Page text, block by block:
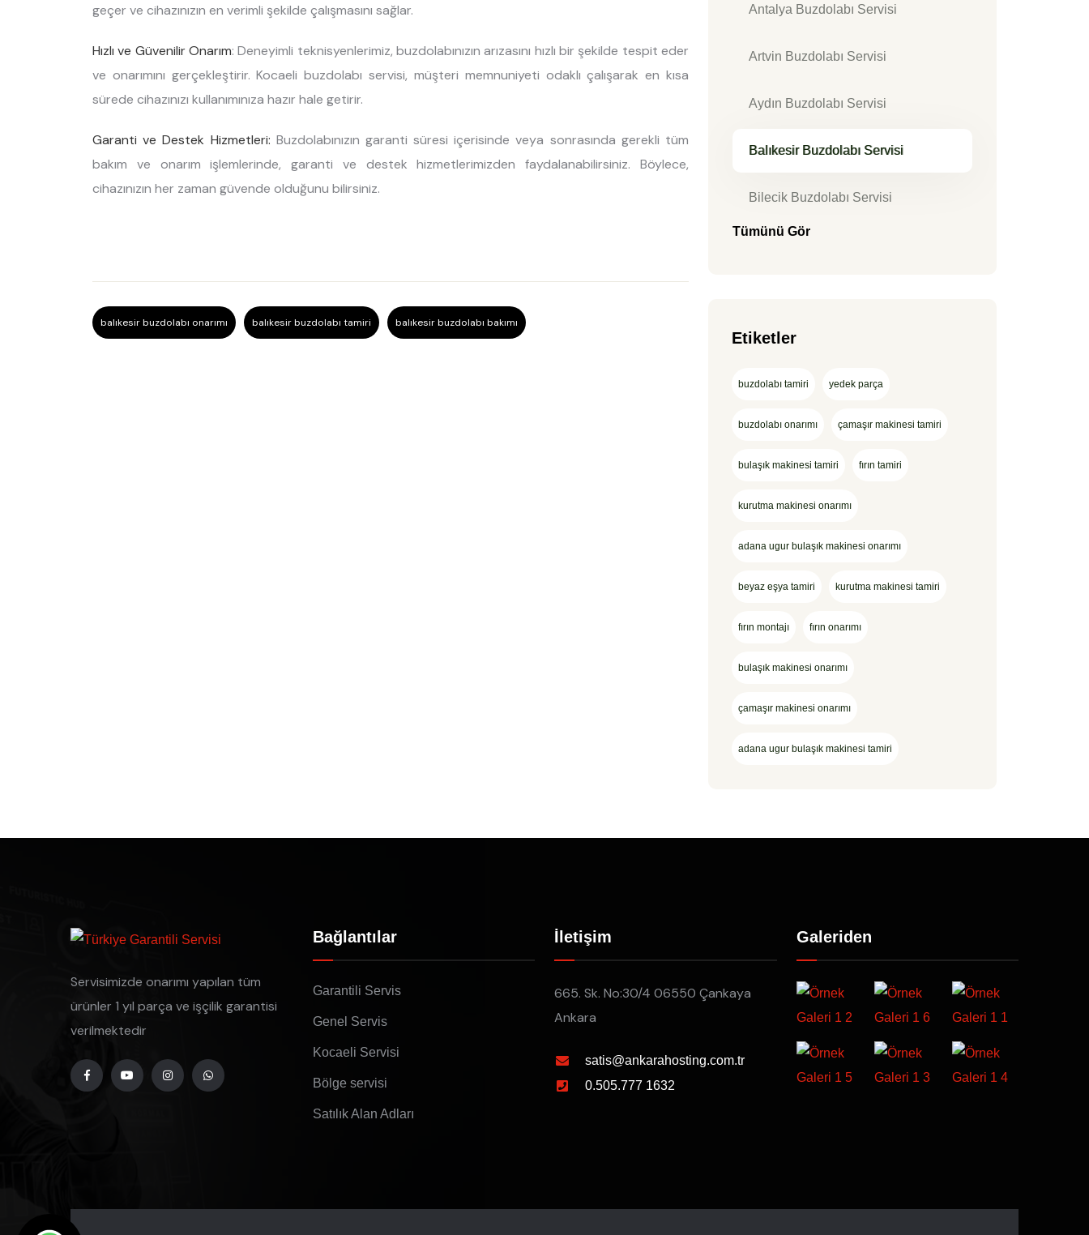
geçer ve cihazınızın en verimli şekilde çalışmasını sağlar.
Hızlı ve Güvenilir Onarım: Deneyimli teknisyenlerimiz, buzdolabınızın arızasını hızlı bir şekilde tespit eder
ve onarımını gerçekleştirir. Kocaeli buzdolabı servisi, müşteri memnuniyeti odaklı çalışarak en kısa
sürede cihazınızı kullanımınıza hazır hale getirir.
Garanti ve Destek Hizmetleri: Buzdolabınızın garanti süresi içerisinde veya sonrasında gerekli tüm
bakım ve onarım işlemlerinde, garanti ve destek hizmetlerimizden faydalanabilirsiniz. Böylece,
cihazınızın her zaman güvende olduğunu bilirsiniz.
balıkesir buzdolabı onarımı balıkesir buzdolabı tamiri balıkesir buzdolabı bakımı
Antalya Buzdolabı Servisi
Artvin Buzdolabı Servisi
Aydın Buzdolabı Servisi
Balıkesir Buzdolabı Servisi
Bilecik Buzdolabı Servisi
Tümünü Gör
Etiketler
buzdolabı tamiri yedek parça
buzdolabı onarımı çamaşır makinesi tamiri
bulaşık makinesi tamiri fırın tamiri
kurutma makinesi onarımı
adana ugur bulaşık makinesi onarımı
beyaz eşya tamiri kurutma makinesi tamiri
fırın montajı fırın onarımı
bulaşık makinesi onarımı
çamaşır makinesi onarımı
adana ugur bulaşık makinesi tamiri
Servisimizde onarımı yapılan tüm
ürünler 1 yıl parça ve işçilik garantisi
verilmektedir
Bağlantılar
Garantili Servis
Genel Servis
Kocaeli Servisi
Bölge servisi
Satılık Alan Adları
İletişim
665. Sk. No:30/4 06550 Çankaya
Ankara
satis@ankarahosting.com.tr
0.505.777 1632
Galeriden